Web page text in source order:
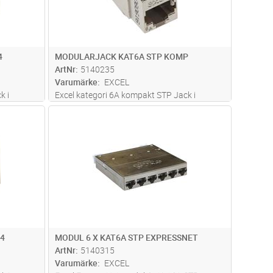
i
MODULARJACK KAT6A STP KOMP
ArtNr 5140235
Varumärke
EXCEL
Excel kategori 6A kompakt STP Jack i
Keystoneutförande. Med endast 28mm
mot alien crosstalk, Montering utan
...läs mer
MODUL 6 X KAT6A STP EXPRESSNET
ArtNr 5140315
Varumärke
EXCEL